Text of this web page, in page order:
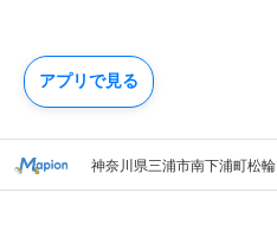
神奈川県三浦市南下浦町松輪
アプリで見る